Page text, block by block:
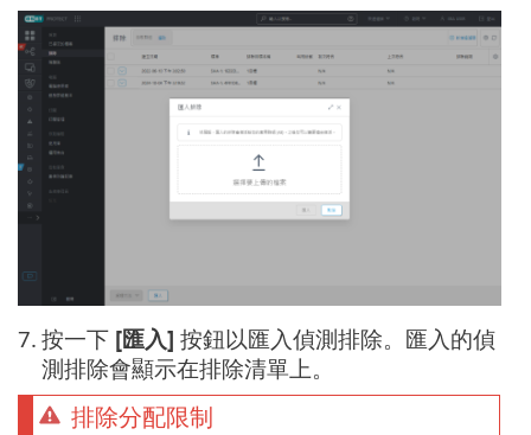
7. 按一下 [匯入] 按鈕以匯入偵測排除。匯入的偵
測排除會顯示在排除清單上。
排除分配限制